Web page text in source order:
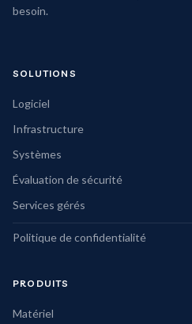
besoin.
SOLUTIONS
Logiciel
Infrastructure
Systèmes
Évaluation de sécurité
Services gérés
Politique de confidentialité
PRODUITS
Matériel